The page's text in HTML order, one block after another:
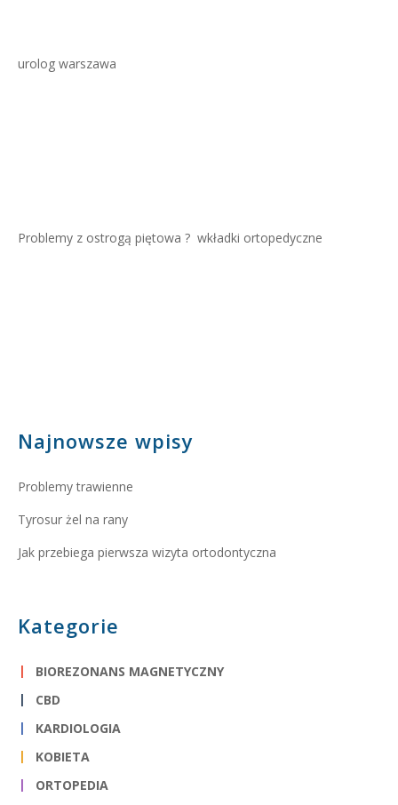
urolog warszawa
Problemy z ostrogą piętowa ? wkładki ortopedyczne
Najnowsze wpisy
Problemy trawienne
Tyrosur żel na rany
Jak przebiega pierwsza wizyta ortodontyczna
Kategorie
BIOREZONANS MAGNETYCZNY
CBD
KARDIOLOGIA
KOBIETA
ORTOPEDIA